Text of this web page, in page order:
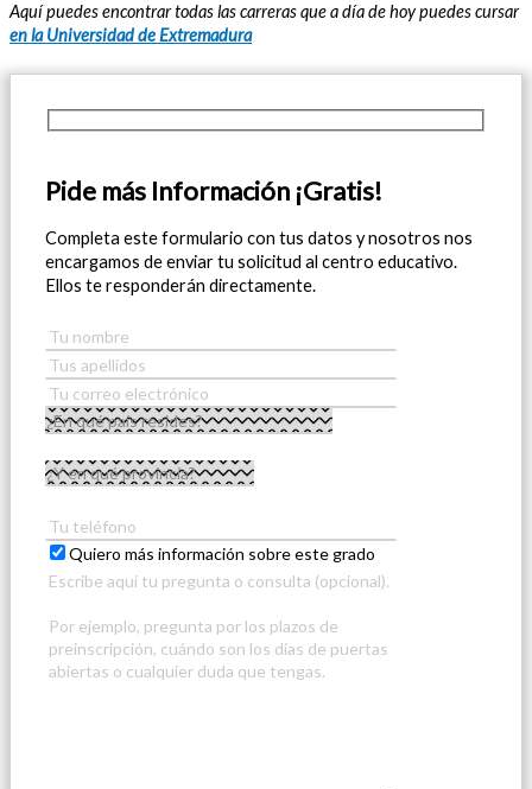
Aquí puedes encontrar todas las carreras que a día de hoy puedes cursar
en la Universidad de Extremadura
Pide más Información ¡Gratis!
Completa este formulario con tus datos y nosotros nos
encargamos de enviar tu solicitud al centro educativo.
Ellos te responderán directamente.
Quiero más información sobre este grado